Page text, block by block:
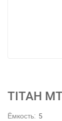
ТІТАН
Ёмкость: 5